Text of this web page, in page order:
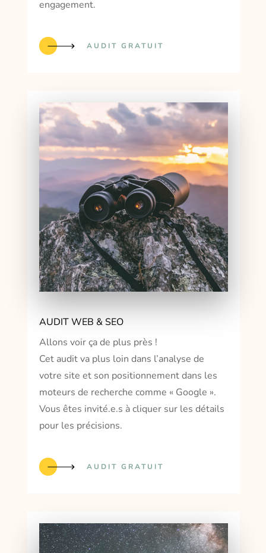
engagement.
AUDIT GRATUIT
AUDIT WEB & SEO
Allons voir ça de plus près !
Cet audit va plus loin dans l’analyse de
votre site et son positionnement dans les
moteurs de recherche comme « Google ».
Vous êtes invité.e.s à cliquer sur les détails
pour les précisions.
AUDIT GRATUIT